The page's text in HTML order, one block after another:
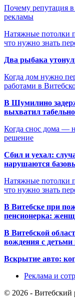
Почему репутация
рекламы
Натяжные потолки
что нужно знать
Два рыбака
Когда дом нужно
работами в
В Шумилино
выхватил
Когда снос дома —
решение
Сбил и уехал:
нарушаются
Натяжные потолки
что нужно знать
В Витебске при
пенсионерка:
В Витебской
вождения с детьми
Вскрытие авто:
Реклама и
© 2026 - Витебский